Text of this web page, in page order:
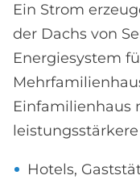
Ein Strom
der Dachs von
Energiesystem
Einfamilienhaus
Hotels,